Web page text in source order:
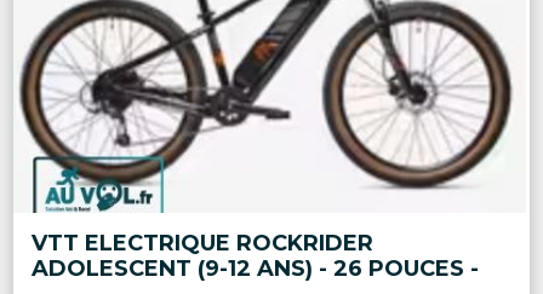
VTT ELECTRIQUE ROCKRIDER
ADOLESCENT (9-12 ANS) - 26 POUCES -